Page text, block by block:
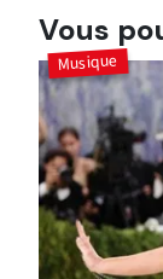
Vous
Musique